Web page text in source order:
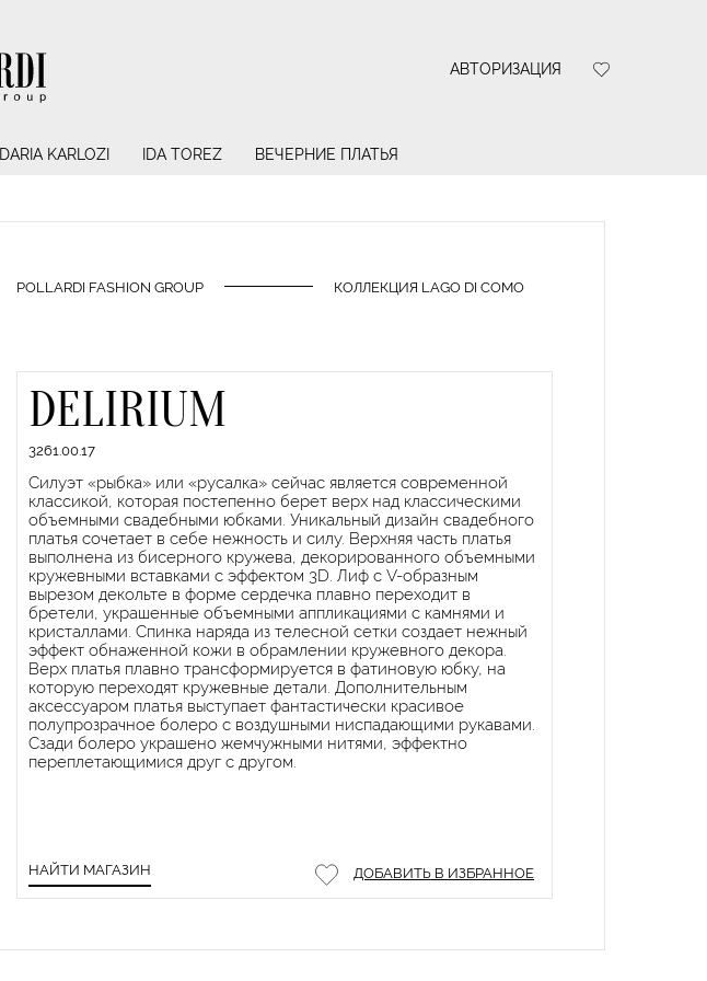
АВТОРИЗАЦИЯ
DARIA KARLOZI IDA TOREZ ВЕЧЕРНИЕ ПЛАТЬЯ
POLLARDI FASHION GROUP КОЛЛЕКЦИЯ LAGO DI COMO
DELIRIUM
3261.00.17
Силуэт «рыбка» или «русалка» сейчас является современной
классикой, которая постепенно берет верх над классическими
объемными свадебными юбками. Уникальный дизайн свадебного
платья сочетает в себе нежность и силу. Верхняя часть платья
выполнена из бисерного кружева, декорированного объемными
кружевными вставками с эффектом 3D. Лиф с V-образным
вырезом декольте в форме сердечка плавно переходит в
бретели, украшенные объемными аппликациями с камнями и
кристаллами. Спинка наряда из телесной сетки создает нежный
эффект обнаженной кожи в обрамлении кружевного декора.
Верх платья плавно трансформируется в фатиновую юбку, на
которую переходят кружевные детали. Дополнительным
аксессуаром платья выступает фантастически красивое
полупрозрачное болеро с воздушными ниспадающими рукавами.
Сзади болеро украшено жемчужными нитями, эффектно
переплетающимися друг с другом.
НАЙТИ МАГАЗИН ДОБАВИТЬ В ИЗБРАННОЕ